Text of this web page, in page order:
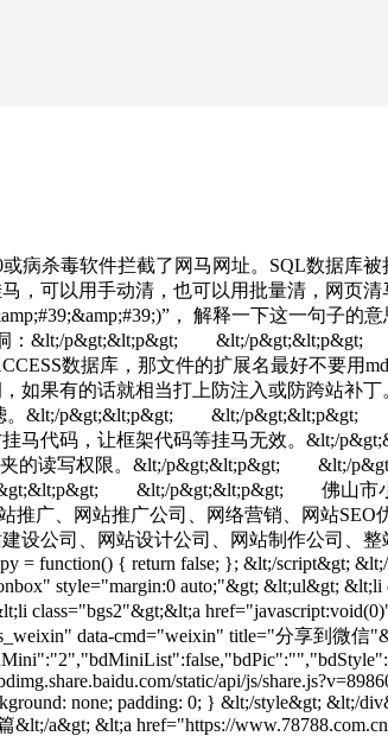
毒软件拦截了网马网址。SQL数据库被
以用手动清，也可以用批量清，网页清
， 解释一下这一句子的
&lt;/p&gt;&lt;p&gt; &lt;/p&gt;&lt;p&gt;
数据库，那文件的扩展名最好不要用
果有的话就相当打上防注入或防跨站补
。&lt;/p&gt;&lt;p&gt; &lt;/p&gt;&lt;p&gt;
马代码，让框架代码等挂马无效。&lt;/
的读写权限。&lt;/p&gt;&lt;p&gt; &lt;/
&lt;/p&gt;&lt;p&gt; 佛山市
广、网站推广公司、网络营销、网站SEO
设公司、网站设计公司、网站制作公司、整
= function() { return false; }; &lt;/script&gt;
style="margin:0 auto;"&gt; &lt;ul&gt; &lt;li
data-cmd="weixin" title="分享到微信
static/api/js/
none; padding: 0; } &lt;/style&gt; &lt;/
a&gt; &lt;a href="https://